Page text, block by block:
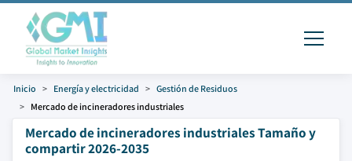
Inicio Energía y electricidad
Gestión de Residuos
Mercado de incineradores industriales
Mercado de incineradores industriales Tamaño y
compartir 2026-2035